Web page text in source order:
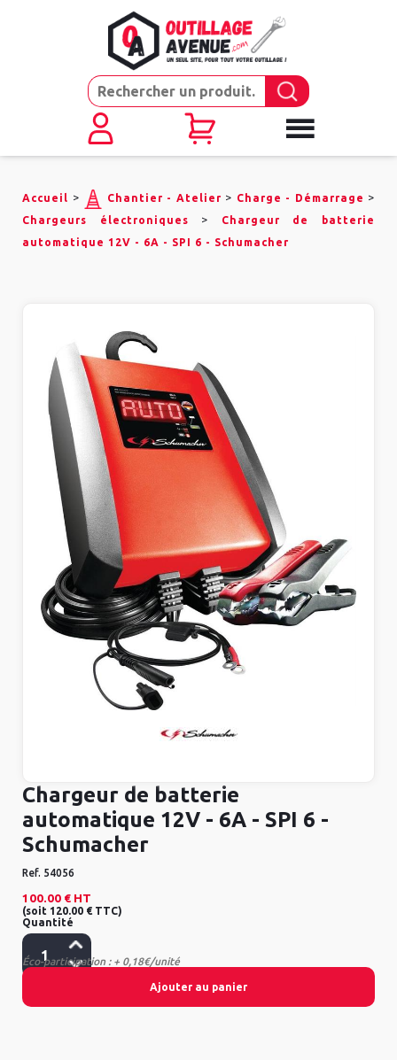
Accueil > Chantier - Atelier > Charge - Démarrage >
Chargeurs électroniques >
Chargeur de batterie
automatique 12V - 6A - SPI 6 - Schumacher
Chargeur de batterie
automatique 12V - 6A - SPI 6 -
Schumacher
Ref. 54056
100.00 € HT
(soit 120.00 € TTC)
Quantité
Éco-participation : + 0,18€/unité
Ajouter au panier